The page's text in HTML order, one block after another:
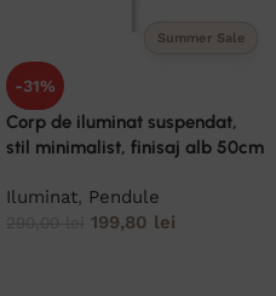
Summer Sale
-31%
Corp de iluminat suspendat,
stil minimalist, finisaj alb 50cm
Iluminat, Pendule
199,80 lei